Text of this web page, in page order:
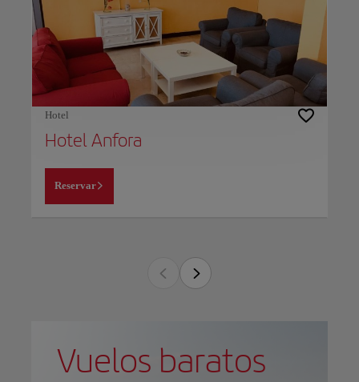
Hotel
Hotel Anfora
Reservar
Vuelos baratos